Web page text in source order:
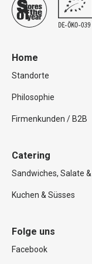
Home
Standorte
Philosophie
Firmenkunden / B2B
Catering
Sandwiches, Salate &
Kuchen & Süsses
Folge uns
Facebook